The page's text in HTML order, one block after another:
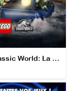
LEGO Jurassic World: La Légende d'Isla Nublar